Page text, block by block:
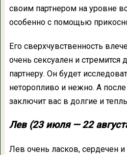
своим партнером на уровне
особенно с помощью
Его сверхчувственность
очень сексуален и стремится
партнеру. Он будет
неторопливо и нежно. А
заключит вас в долгие и
Лев (23 июля — 22
Лев очень ласков, сердечен